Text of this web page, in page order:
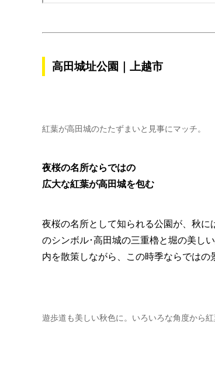
高田城址公園｜上越市
紅葉が高田城のたたずまいと見事にマッチ。
夜桜の名所ならではの
広大な紅葉が高田城を包む
夜桜の名所として知られる公園が、秋
のシンボル･高田城の三重櫓と堀の美し
内を散策しながら、この時季ならではの
遊歩道も美しい秋色に。いろいろな角度から紅